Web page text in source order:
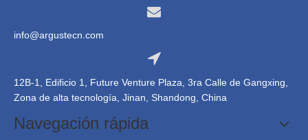
info@argustecn.com
12B-1, Edificio 1, Future Venture Plaza, 3ra Calle de Gangxing,
Zona de alta tecnología, Jinan, Shandong, China
Navegación rápida